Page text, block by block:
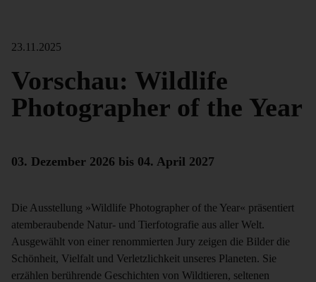
23.11.2025
Vorschau: Wildlife
Photographer of the Year
03. Dezember 2026 bis 04. April 2027
Die Ausstellung »Wildlife Photographer of the Year« präsentiert
atemberaubende Natur- und Tierfotografie aus aller Welt.
Ausgewählt von einer renommierten Jury zeigen die Bilder die
Schönheit, Vielfalt und Verletzlichkeit unseres Planeten. Sie
erzählen berührende Geschichten von Wildtieren, seltenen